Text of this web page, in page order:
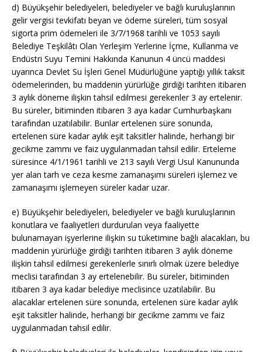
d) Büyükşehir belediyeleri, belediyeler ve bağlı kuruluşlarının
gelir vergisitevkifatı beyan ve ödeme süreleri, tüm sosyal
sigorta prim ödemeleri ile 3/7/1968 tarihli ve 1053 sayılı
Belediye Teşkilâtı Olan Yerleşim Yerlerine İçme, Kullanma ve
Endüstri Suyu Temini Hakkında Kanunun 4 üncü maddesi
uyarınca Devlet Su İşleri Genel Müdürlüğüne yaptığı yıllık taksit
ödemelerinden, bu maddenin yürürlüğe girdiği tarihten itibaren
3 aylık döneme ilişkin tahsil edilmesi gerekenler 3 ay ertelenir.
Bu süreler, bitiminden itibaren 3 aya kadar Cumhurbaşkanı
tarafından uzatılabilir. Bunlar ertelenen süre sonunda,
ertelenen süre kadar aylık eşit taksitler halinde, herhangi bir
gecikme zammı ve faiz uygulanmadan tahsil edilir. Erteleme
süresince 4/1/1961 tarihli ve 213 sayılı Vergi Usul Kanununda
yer alan tarh ve ceza kesme zamanaşımı süreleri işlemez ve
zamanaşımı işlemeyen süreler kadar uzar.
e) Büyükşehir belediyeleri, belediyeler ve bağlı kuruluşlarının
konutlara ve faaliyetleri durdurulan veya faaliyette
bulunamayan işyerlerine ilişkin su tüketimine bağlı alacakları, bu
maddenin yürürlüğe girdiği tarihten itibaren 3 aylık döneme
ilişkin tahsil edilmesi gerekenlerle sınırlı olmak üzere belediye
meclisi tarafından 3 ay ertelenebilir. Bu süreler, bitiminden
itibaren 3 aya kadar belediye meclisince uzatılabilir. Bu
alacaklar ertelenen süre sonunda, ertelenen süre kadar aylık
eşit taksitler halinde, herhangi bir gecikme zammı ve faiz
uygulanmadan tahsil edilir.